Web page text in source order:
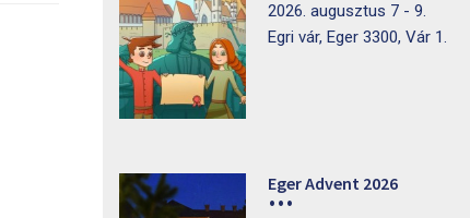
2026. augusztus 7 - 9.
Egri vár, Eger 3300, Vár 1.
Eger Advent 2026